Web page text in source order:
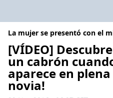
La mujer se presentó con el
[VÍDEO]
un cabrón
aparece en
novia!